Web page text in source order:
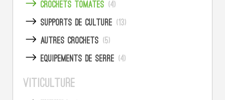
Services
Revendeurs
À propos
Crochets tomates (4)
Supports de culture (13)
Autres crochets (5)
Equipements de serre (4)
Viticulture